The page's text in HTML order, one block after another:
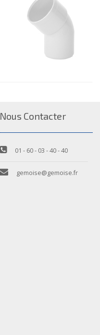
Nous Contacter
01 - 60 - 03 - 40 - 40
gemoise@gemoise.fr